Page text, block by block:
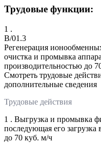
Трудовые функции:
1 .
B/01.3
Регенерация
очистка и промывка
производительностью до
Смотреть трудовые
дополнительные сведения
Трудовые действия
1 . Выгрузка и промывка
последующая его загрузка
до 70 куб. м/ч